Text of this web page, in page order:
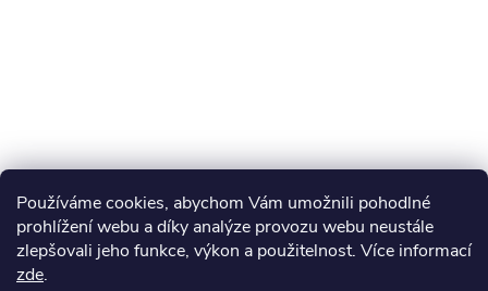
Používáme cookies, abychom Vám umožnili pohodlné
prohlížení webu a díky analýze provozu webu neustále
zlepšovali jeho funkce, výkon a použitelnost. Více informací
zde.